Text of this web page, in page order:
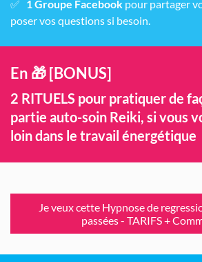
✅ 1 Groupe Facebook pour partager
poser vos questions si besoin.
En 🎁 [BONUS]
2 RITUELS pour pratiquer de
partie auto-soin Reiki, si vous
loin dans le travail énergétique
Je veux cette Hypnose de
passées - TARIFS +